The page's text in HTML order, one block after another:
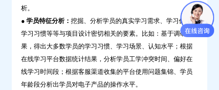
析。
● 学员特征分析： 挖掘、分析学员的真实学习需求、学习偏好、
学习习惯等等与项目设计密切相关的要素。比如：基于调研结
果，得出大多数学员的学习习惯、学习场景、认知水平；根据
在线学习平台数据统计结果，分析学员工学冲突时间、偏好在
线学习时间段；根据客服渠道收集的平台使用问题集锦、学员
年龄段分析出学员对电子产品的操作水平。